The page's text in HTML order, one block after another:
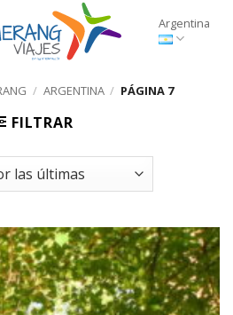
Argentina
/ ARGENTINA / PÁGINA 7
FILTRAR